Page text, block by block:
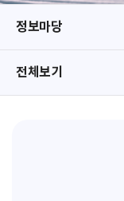
정보마당
전체보기